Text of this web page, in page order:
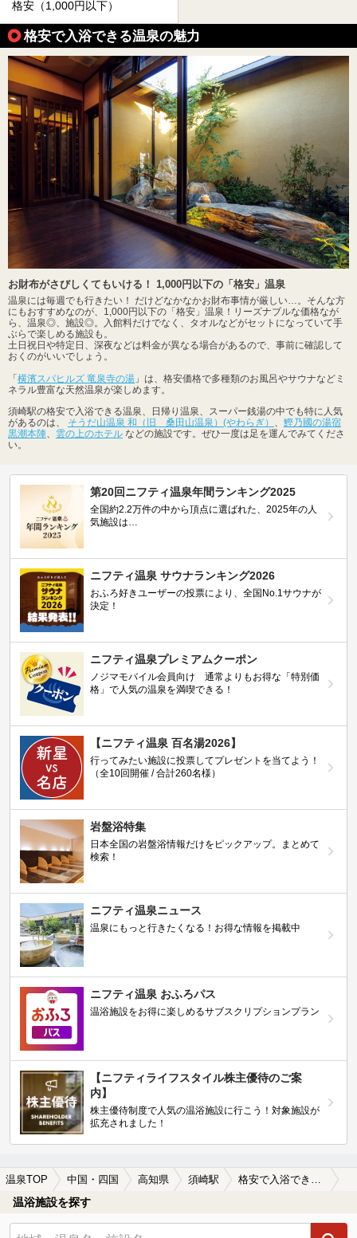
格安（1,000円以下）
格安で入浴できる温泉の魅力
お財布がさびしくてもいける！ 1,000円以下の「格安」温泉
温泉には毎週でも行きたい！ だけどなかなかお財布事情が厳しい…。そんな方
にもおすすめなのが、1,000円以下の「格安」温泉！リーズナブルな価格なが
ら、温泉◎、施設◎。入館料だけでなく、タオルなどがセットになっていて手
ぶらで楽しめる施設も。
土日祝日や特定日、深夜などは料金が異なる場合があるので、事前に確認して
おくのがいいでしょう。
「 横濱スパヒルズ 竜泉寺の湯 」は、格安価格で多種類のお風呂やサウナなどミ
ネラル豊富な天然温泉が楽しめます。
須崎駅の格安で入浴できる温泉、日帰り温泉、スーパー銭湯の中でも特に人気
があるのは、 そうだ山温泉 和（旧 桑田山温泉）(やわらぎ） 、 鰹乃國の湯宿
黒潮本陣、 雲の上のホテル などの施設です。ぜひ一度は足を運んでみてくださ
い。
第20回ニフティ温泉年間ランキング2025
全国約2.2万件の中から頂点に選ばれた、2025年の人
気施設は…
ニフティ温泉 サウナランキング2026
おふろ好きユーザーの投票により、全国No.1サウナが
決定！
ニフティ温泉プレミアムクーポン
ノジマモバイル会員向け 通常よりもお得な「特別価
格」で人気の温泉を満喫できる！
【ニフティ温泉 百名湯2026】
行ってみたい施設に投票してプレゼントを当てよう！
（全10回開催 / 合計260名様）
岩盤浴特集
日本全国の岩盤浴情報だけをピックアップ。まとめて
検索！
ニフティ温泉ニュース
温泉にもっと行きたくなる！お得な情報を掲載中
ニフティ温泉 おふろパス
温浴施設をお得に楽しめるサブスクリプションプラン
【ニフティライフスタイル株主優待のご案
内】
株主優待制度で人気の温浴施設に行こう！対象施設が
拡充されました！
温泉TOP 中国・四国 高知県 須崎駅
温浴施設を探す